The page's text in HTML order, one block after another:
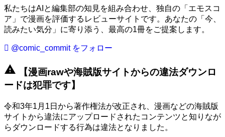
私たちはAIと編集部の知見を組み合わせ、独自の「エモスコ
ア」で漫画を評価するレビューサイトです。あなたの「今、
読みたい気分」に寄り添う、最高の1冊をご提案します。
@comic_commit をフォロー
warning 【漫画rawや海賊版サイトからの違法ダウンロ
ードは犯罪です】
令和3年1月1日から著作権法が改正され、漫画などの海賊版
サイトから違法にアップロードされたコンテンツと知りなが
らダウンロードする行為は違法となりました。